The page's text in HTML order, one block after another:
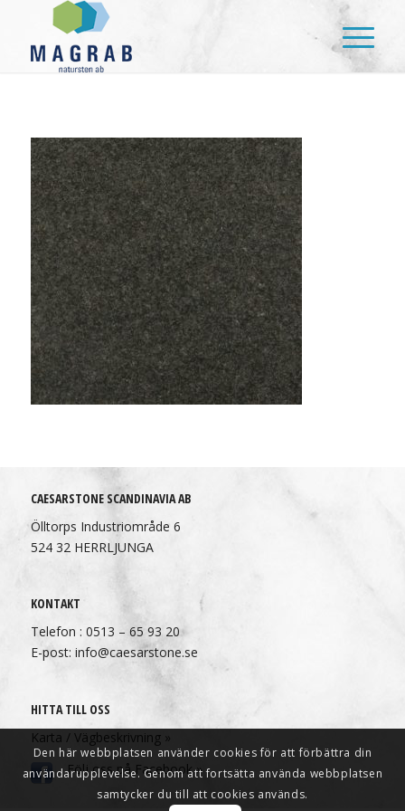
CAESARSTONE SCANDINAVIA AB
Ölltorps Industriområde 6
524 32 HERRLJUNGA
KONTAKT
Telefon : 0513 – 65 93 20
E-post: info@caesarstone.se
HITTA TILL OSS
Karta / Vägbeskrivning »
Följ oss på Facebook »
Den här webbplatsen använder cookies för att förbättra din
användarupplevelse. Genom att fortsätta använda webbplatsen
samtycker du till att cookies används.